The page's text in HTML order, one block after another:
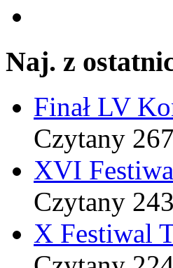
Naj. z
Finał LV
Czytany
XVI
Czytany
X Festiwal